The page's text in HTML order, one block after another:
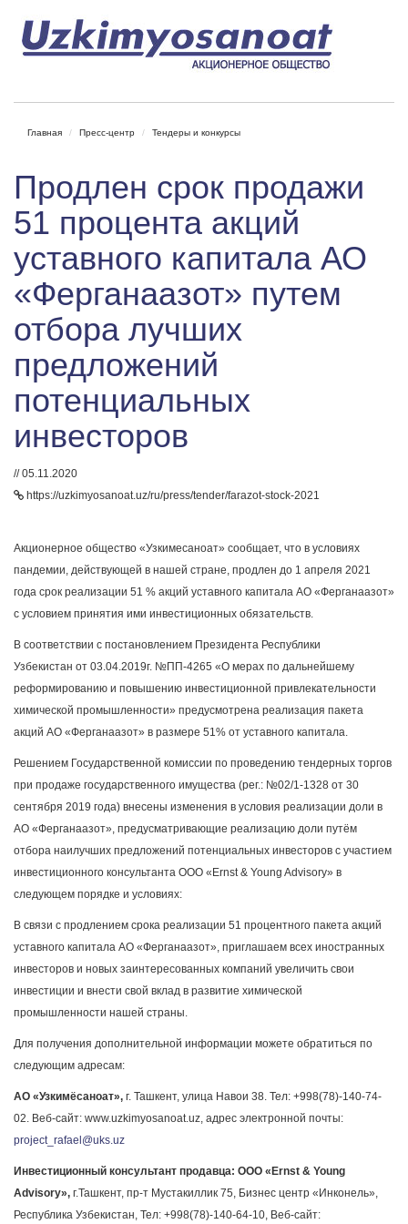
Главная Пресс-центр Тендеры и конкурсы
Продлен срок продажи
51 процента акций
уставного капитала АО
«Ферганаазот» путем
отбора лучших
предложений
потенциальных
инвесторов
// 05.11.2020
https://uzkimyosanoat.uz/ru/press/tender/farazot-stock-2021
Акционерное общество «Узкимесаноат» сообщает, что в условиях
пандемии, действующей в нашей стране, продлен до 1 апреля 2021
года срок реализации 51 % акций уставного капитала АО «Ферганаазот»
с условием принятия ими инвестиционных обязательств.
В соответствии с постановлением Президента Республики
Узбекистан от 03.04.2019г. №ПП-4265 «О мерах по дальнейшему
реформированию и повышению инвестиционной привлекательности
химической промышленности» предусмотрена реализация пакета
акций АО «Ферганаазот» в размере 51% от уставного капитала.
Решением Государственной комиссии по проведению тендерных торгов
при продаже государственного имущества (рег.: №02/1-1328 от 30
сентября 2019 года) внесены изменения в условия реализации доли в
АО «Ферганаазот», предусматривающие реализацию доли путём
отбора наилучших предложений потенциальных инвесторов с участием
инвестиционного консультанта ООО «Ernst & Young Advisory» в
следующем порядке и условиях:
В связи с продлением срока реализации 51 процентного пакета акций
уставного капитала АО «Ферганаазот», приглашаем всех иностранных
инвесторов и новых заинтересованных компаний увеличить свои
инвестиции и внести свой вклад в развитие химической
промышленности нашей страны.
Для получения дополнительной информации можете обратиться по
следующим адресам:
АО «Узкимёсаноат», г. Ташкент, улица Навои 38. Тел: +998(78)-140-74-
02. Веб-сайт: www.uzkimyosanoat.uz, адрес электронной почты:
project_rafael@uks.uz
Инвестиционный консультант продавца: ООО «Ernst & Young
Advisory», г.Ташкент, пр-т Мустакиллик 75, Бизнес центр «Инконель»,
Республика Узбекистан, Тел: +998(78)-140-64-10, Веб-сайт: